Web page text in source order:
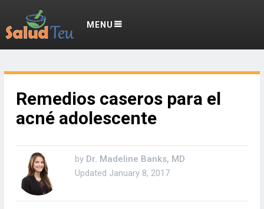
MENU
Remedios caseros para el
acné adolescente
by Dr. Madeline Banks, MD
Updated January 8, 2017